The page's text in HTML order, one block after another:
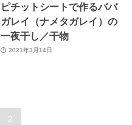
ピチットシートで作るババ
ガレイ（ナメタガレイ）の
一夜干し／干物
2021年3月14日
2